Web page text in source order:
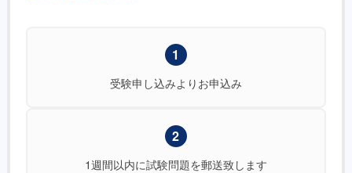
1
受験申し込みよりお申込み
2
1週間以内に試験問題を郵送致します